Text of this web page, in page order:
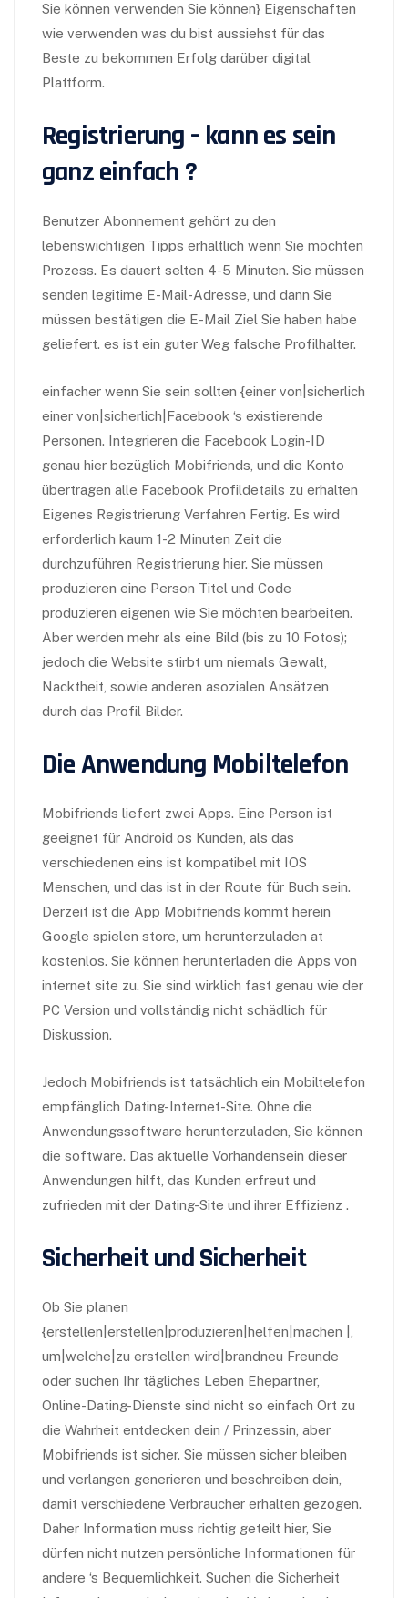
Sie können verwenden Sie können} Eigenschaften
wie verwenden was du bist aussiehst für das
Beste zu bekommen Erfolg darüber digital
Plattform.
Registrierung – kann es sein
ganz einfach ?
Benutzer Abonnement gehört zu den
lebenswichtigen Tipps erhältlich wenn Sie möchten
Prozess. Es dauert selten 4-5 Minuten. Sie müssen
senden legitime E-Mail-Adresse, und dann Sie
müssen bestätigen die E-Mail Ziel Sie haben habe
geliefert. es ist ein guter Weg falsche Profilhalter.
einfacher wenn Sie sein sollten {einer von|sicherlich
einer von|sicherlich|Facebook ‘s existierende
Personen. Integrieren die Facebook Login-ID
genau hier bezüglich Mobifriends, und die Konto
übertragen alle Facebook Profildetails zu erhalten
Eigenes Registrierung Verfahren Fertig. Es wird
erforderlich kaum 1-2 Minuten Zeit die
durchzuführen Registrierung hier. Sie müssen
produzieren eine Person Titel und Code
produzieren eigenen wie Sie möchten bearbeiten.
Aber werden mehr als eine Bild (bis zu 10 Fotos);
jedoch die Website stirbt um niemals Gewalt,
Nacktheit, sowie anderen asozialen Ansätzen
durch das Profil Bilder.
Die Anwendung Mobiltelefon
Mobifriends liefert zwei Apps. Eine Person ist
geeignet für Android os Kunden, als das
verschiedenen eins ist kompatibel mit IOS
Menschen, und das ist in der Route für Buch sein.
Derzeit ist die App Mobifriends kommt herein
Google spielen store, um herunterzuladen at
kostenlos. Sie können herunterladen die Apps von
internet site zu. Sie sind wirklich fast genau wie der
PC Version und vollständig nicht schädlich für
Diskussion.
Jedoch Mobifriends ist tatsächlich ein Mobiltelefon
empfänglich Dating-Internet-Site. Ohne die
Anwendungssoftware herunterzuladen, Sie können
die software. Das aktuelle Vorhandensein dieser
Anwendungen hilft, das Kunden erfreut und
zufrieden mit der Dating-Site und ihrer Effizienz .
Sicherheit und Sicherheit
Ob Sie planen
{erstellen|erstellen|produzieren|helfen|machen |,
um|welche|zu erstellen wird|brandneu Freunde
oder suchen Ihr tägliches Leben Ehepartner,
Online-Dating-Dienste sind nicht so einfach Ort zu
die Wahrheit entdecken dein / Prinzessin, aber
Mobifriends ist sicher. Sie müssen sicher bleiben
und verlangen generieren und beschreiben dein,
damit verschiedene Verbraucher erhalten gezogen.
Daher Information muss richtig geteilt hier, Sie
dürfen nicht nutzen persönliche Informationen für
andere ‘s Bequemlichkeit. Suchen die Sicherheit